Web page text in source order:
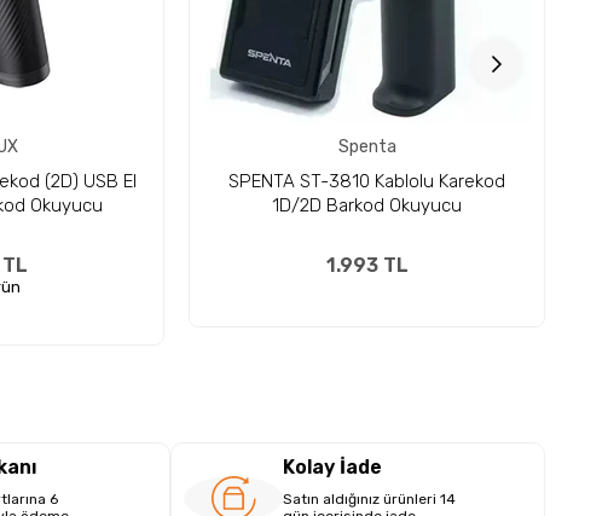
(2D) USB El
Okuyucu
Spenta
SPENTA ST-3810 Kablolu Karekod
1D/2D Barkod Okuyucu
1.993 TL
6
Kolay İade
Satın aldığınız ürünleri 14